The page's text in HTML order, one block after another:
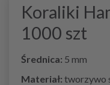
Koraliki
1000 szt
Średnica: 5 mm
Materiał: tworzywo